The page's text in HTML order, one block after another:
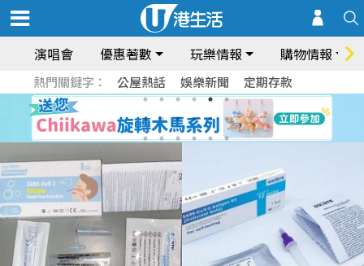
演唱會 優惠著數 玩樂情報 購物情報
熱門關鍵字： 公屋熱話 娛樂新聞 定期存款